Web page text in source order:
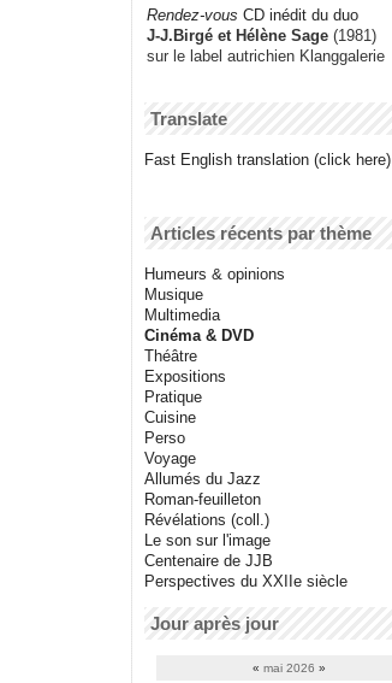
Rendez-vous CD inédit du duo
J-J.Birgé et Hélène Sage (1981)
sur le label autrichien Klanggalerie
Translate
Fast English translation (click here)
Articles récents par thème
Humeurs & opinions
Musique
Multimedia
Cinéma & DVD
Théâtre
Expositions
Pratique
Cuisine
Perso
Voyage
Allumés du Jazz
Roman-feuilleton
Révélations (coll.)
Le son sur l'image
Centenaire de JJB
Perspectives du XXIIe siècle
Jour après jour
« mai 2026 »